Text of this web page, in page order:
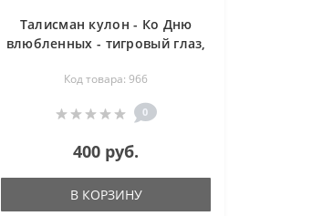
Талисман кулон - Ко Дню
влюбленных - тигровый глаз,
Код товара: 966
0
400 руб.
В КОРЗИНУ